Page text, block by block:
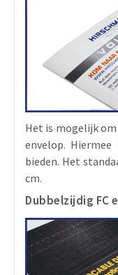
Het is mogelijk
envelop.
bieden. Het
cm.
Dubbelzijdig FC